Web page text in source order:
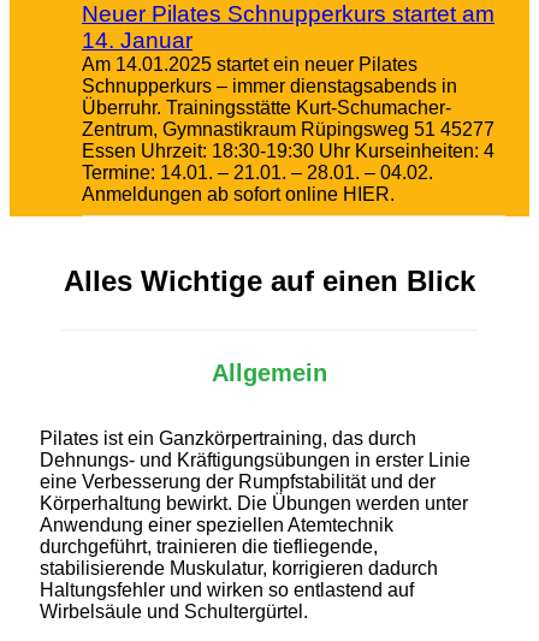
Neuer Pilates Schnupperkurs startet am
14. Januar
Am 14.01.2025 startet ein neuer Pilates
Schnupperkurs – immer dienstagsabends in
Überruhr. Trainingsstätte Kurt-Schumacher-
Zentrum, Gymnastikraum Rüpingsweg 51 45277
Essen Uhrzeit: 18:30-19:30 Uhr Kurseinheiten: 4
Termine: 14.01. – 21.01. – 28.01. – 04.02.
Anmeldungen ab sofort online HIER.
Alles Wichtige auf einen Blick
Allgemein
Pilates ist ein Ganzkörpertraining, das durch
Dehnungs- und Kräftigungsübungen in erster Linie
eine Verbesserung der Rumpfstabilität und der
Körperhaltung bewirkt. Die Übungen werden unter
Anwendung einer speziellen Atemtechnik
durchgeführt, trainieren die tiefliegende,
stabilisierende Muskulatur, korrigieren dadurch
Haltungsfehler und wirken so entlastend auf
Wirbelsäule und Schultergürtel.